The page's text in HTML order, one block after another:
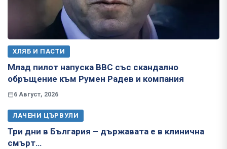
ХЛЯБ И ПАСТИ
Млад пилот напуска ВВС със скандално
обръщение към Румен Радев и компания
6 Август, 2026
ЛАЧЕНИ ЦЪРВУЛИ
Три дни в България – държавата е в клинична
смърт…